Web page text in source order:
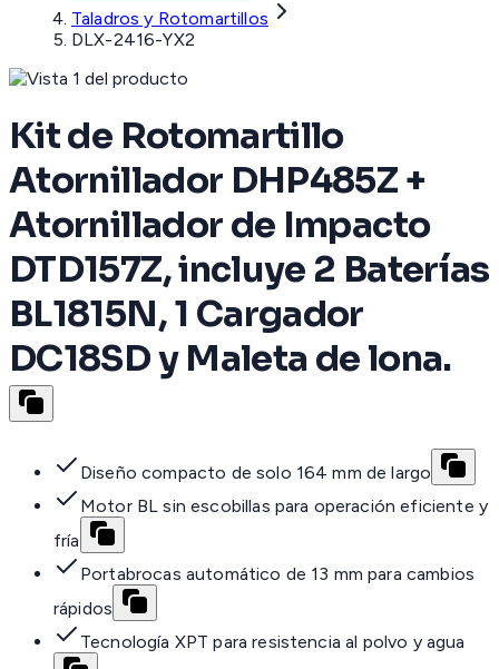
Taladros y Rotomartillos
DLX-2416-YX2
Kit de Rotomartillo
Atornillador DHP485Z +
Atornillador de Impacto
DTD157Z, incluye 2 Baterías
BL1815N, 1 Cargador
DC18SD y Maleta de lona.
Diseño compacto de solo 164 mm de largo
Motor BL sin escobillas para operación eficiente y
fría
Portabrocas automático de 13 mm para cambios
rápidos
Tecnología XPT para resistencia al polvo y agua